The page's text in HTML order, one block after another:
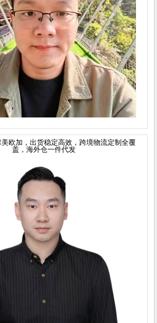
欧加，出货稳定高效，跨境物流定制全覆
盖，海外仓一件代发